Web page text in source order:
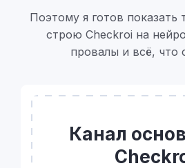
Поэтому я готов показать
строю Checkroi на
провалы и всё, что
Канал